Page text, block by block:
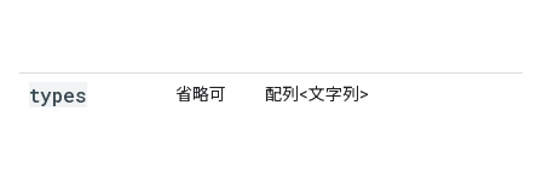
types 省略可 配列<文字列>